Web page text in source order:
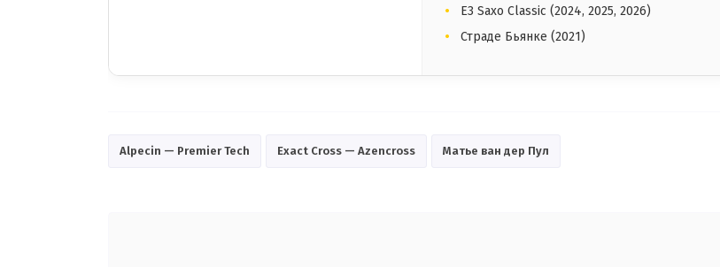
E3 Saxo Classic (2024, 2025, 2026)
Страде Бьянке (2021)
Alpecin — Premier Tech Exact Cross — Azencross Матье ван дер Пул